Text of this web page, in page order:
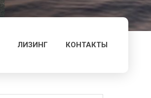
ЛИЗИНГ КОНТАКТЫ